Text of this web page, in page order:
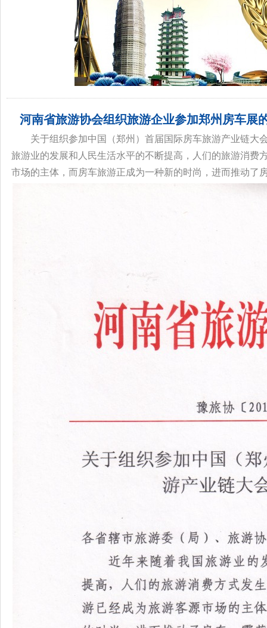
河南省旅游协会组织旅游企业参加郑州房车展
关于组织参加中国（郑州）首届国际房车旅游产业链
旅游业的发展和人民生活水平的不断提高，人们的旅游消
市场的主体，而房车旅游正成为一种新的时尚，进而推动了